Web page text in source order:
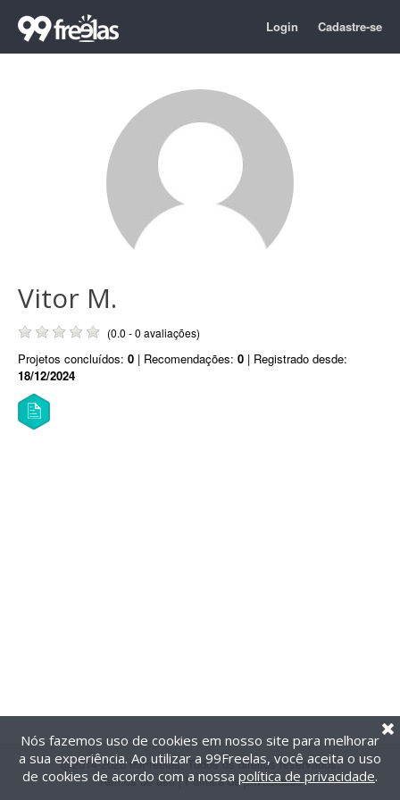
Login Cadastre-se
Vitor M.
(0.0 - 0 avaliações)
Projetos concluídos: 0 | Recomendações: 0 | Registrado desde:
18/12/2024
@2014-2026 99Freelas. Todos os direitos reservados.
Termos de uso| Política de privacidade
Nós fazemos uso de cookies em nosso site para melhorar
a sua experiência. Ao utilizar a 99Freelas, você aceita o uso
de cookies de acordo com a nossa política de privacidade.